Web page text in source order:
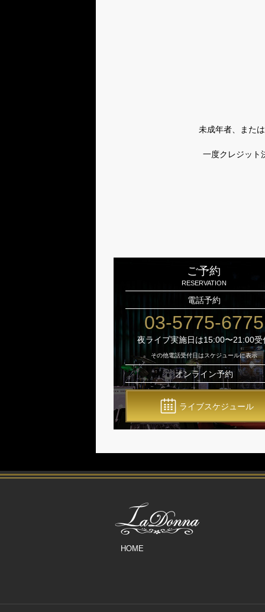
未成年者、また
一度クレジット
ご予約
RESERVATION
電話予約
03-5775-6775
夜ライブ実施日は15:00〜21:00受
その他電話受付日はスケジュールに表示
オンライン予約
ライブスケジュール
HOME